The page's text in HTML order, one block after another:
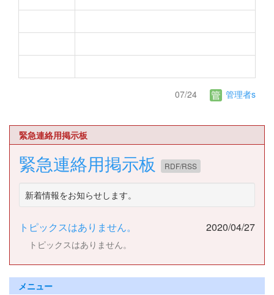
07/24 管理者s
緊急連絡用掲示板
緊急連絡用掲示板 RDF/RSS
新着情報をお知らせします。
トピックスはありません。 2020/04/27
トピックスはありません。
メニュー